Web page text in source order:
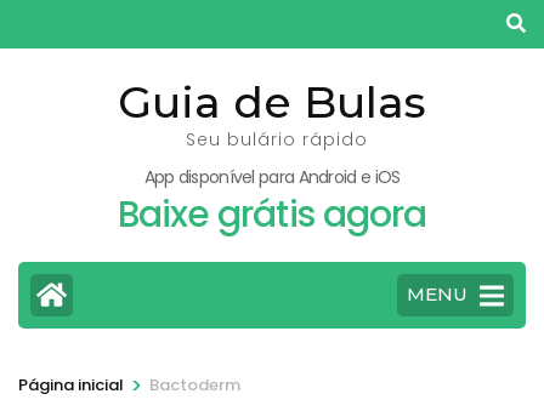
para
Guia de Bulas
Seu bulário rápido
App disponível para Android e iOS
Baixe grátis agora
MENU
Página inicial > Bactoderm